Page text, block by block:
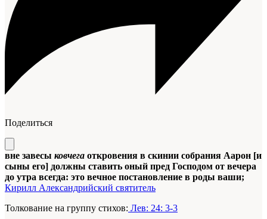
Поделиться
вне завесы ковчега откровения в скинии собрания Аарон [и
сыны его] должны ставить оный пред Господом от вечера
до утра всегда: это вечное постановление в роды ваши;
Кирилл Александрийский святитель
Толкование на группу стихов: Лев: 24: 3-3